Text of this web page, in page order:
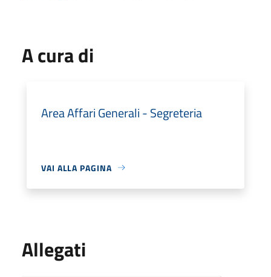
A cura di
Area Affari Generali - Segreteria
VAI ALLA PAGINA
Allegati